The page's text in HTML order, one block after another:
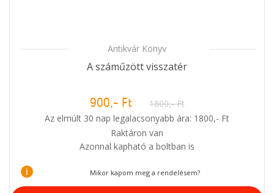
Antikvár Könyv
A száműzött visszatér
900,- Ft
1800,- Ft
Az elmúlt 30 nap legalacsonyabb ára: 1800,- Ft
Raktáron van
Azonnal kapható a boltban is
i Mikor kapom meg a rendelésem?